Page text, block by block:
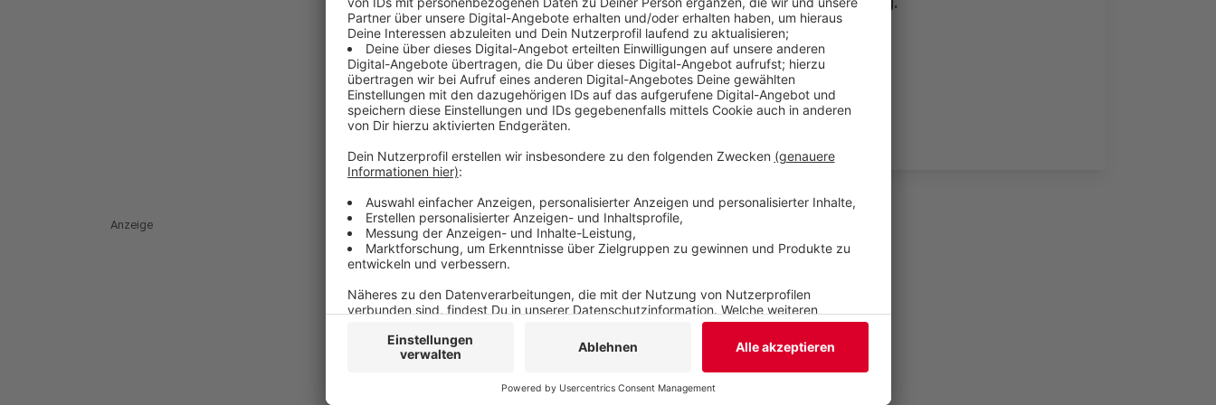
Veröffentlicht:Montag, 04.07.2022 10:35
Anzeige
Anzeige